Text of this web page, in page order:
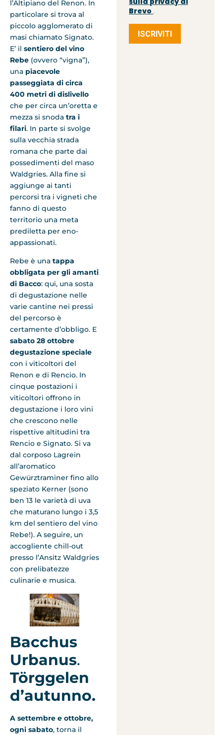
l’Altipiano del Renon. In
particolare si trova al
piccolo agglomerato di
masi chiamato Signato.
E’ il sentiero del vino
Rebe (ovvero “vigna”),
una piacevole
passeggiata di circa
400 metri di dislivello
che per circa un’oretta e
mezza si snoda tra i
filari. In parte si svolge
sulla vecchia strada
romana che parte dai
possedimenti del maso
Waldgries. Alla fine si
aggiunge ai tanti
percorsi tra i vigneti che
fanno di questo
territorio una meta
prediletta per eno-
appassionati.
Rebe è una tappa
obbligata per gli amanti
di Bacco: qui, una sosta
di degustazione nelle
varie cantine nei pressi
del percorso è
certamente d’obbligo. E
sabato 28 ottobre
degustazione speciale
con i viticoltori del
Renon e di Rencio. In
cinque postazioni i
viticoltori offrono in
degustazione i loro vini
che crescono nelle
rispettive altitudini tra
Rencio e Signato. Si va
dal corposo Lagrein
all’aromatico
Gewürztraminer fino allo
speziato Kerner (sono
ben 13 le varietà di uva
che maturano lungo i 3,5
km del sentiero del vino
Rebe!). A seguire, un
accogliente chill-out
presso l’Ansitz Waldgries
con prelibatezze
culinarie e musica.
Bacchus
Urbanus.
Törggelen
d’autunno.
A settembre e ottobre,
ogni sabato, torna il
Brevo .
ISCRIVITI